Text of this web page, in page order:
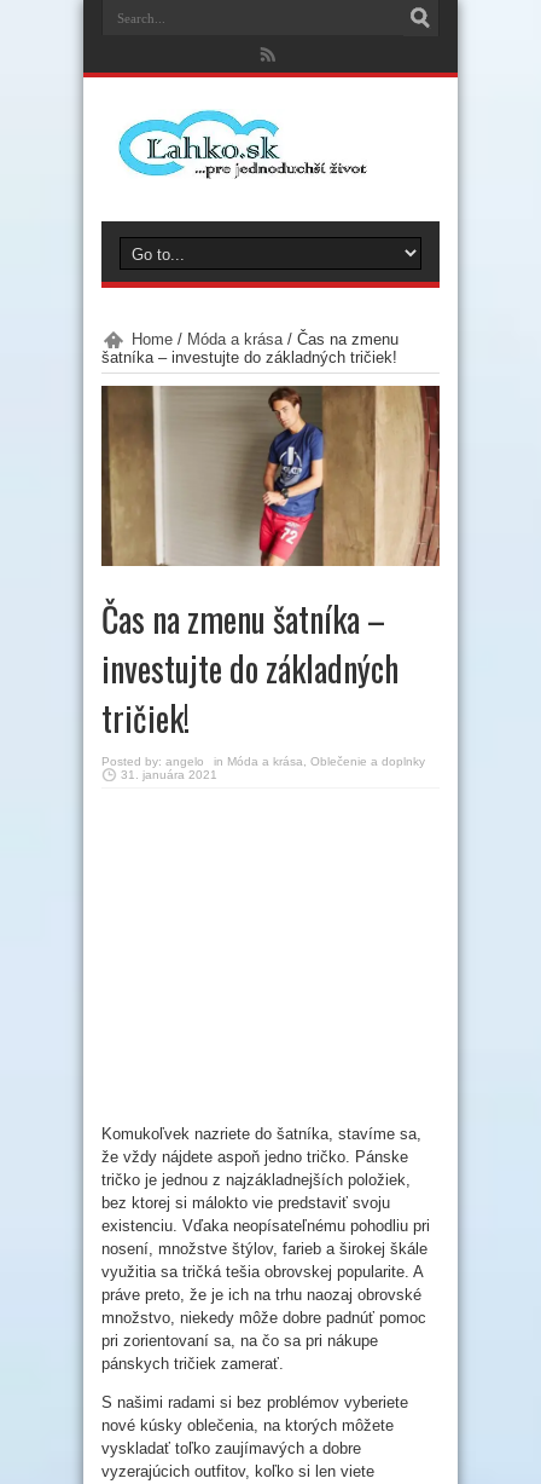
Home / Móda a krása / Čas na zmenu
šatníka – investujte do základných tričiek!
Čas na zmenu šatníka –
investujte do základných
tričiek!
Posted by: angelo in Móda a krása
Oblečenie a doplnky
31. januára 2021
Komukoľvek nazriete do šatníka, stavíme sa,
že vždy nájdete aspoň jedno tričko. Pánske
tričko je jednou z najzákladnejších položiek,
bez ktorej si málokto vie predstaviť svoju
existenciu. Vďaka neopísateľnému pohodliu pri
nosení, množstve štýlov, farieb a širokej škále
využitia sa tričká tešia obrovskej popularite. A
práve preto, že je ich na trhu naozaj obrovské
množstvo, niekedy môže dobre padnúť pomoc
pri zorientovaní sa, na čo sa pri nákupe
pánskych tričiek zamerať.
S našimi radami si bez problémov vyberiete
nové kúsky oblečenia, na ktorých môžete
vyskladať toľko zaujímavých a dobre
vyzerajúcich outfitov, koľko si len viete